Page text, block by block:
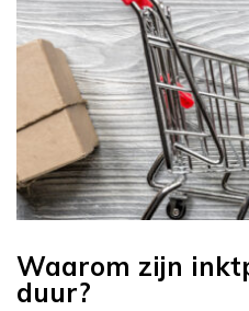
Waarom zijn
duur?